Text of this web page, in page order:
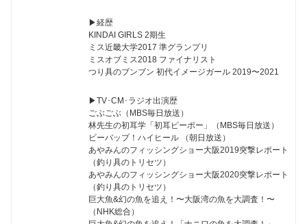
▶︎経歴
KINDAI GIRLS 2期生
ミス近畿大学2017 準グランプリ
ミスオブミス2018 ファイナリスト
つり具のブンブン 初代イメージガール 2019〜2021
▶︎TV･CM･ラジオ出演歴
ごぶごぶ（MBS毎日放送）
林先生の初耳学「初耳ピーポー」（MBS毎日放送）
ビーバップ！ハイヒール （朝日放送）
あやみんのフィッシングショー大阪2019突撃レポート
（釣り具のトリセツ）
あやみんのフィッシングショー大阪2020突撃レポート
（釣り具のトリセツ）
巨大魚&幻の魚を追え！〜大阪湾の魚を大調査！〜
（NHK総合）